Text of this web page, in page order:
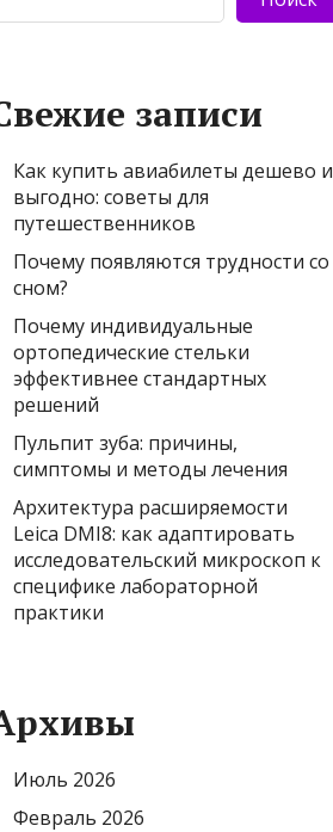
записи
Как купить авиабилеты дешево и
выгодно: советы для
путешественников
Почему появляются трудности со
сном?
Почему индивидуальные
ортопедические стельки
эффективнее стандартных
решений
Пульпит зуба: причины,
симптомы и методы лечения
Архитектура расширяемости
Leica DMI8: как адаптировать
исследовательский микроскоп к
специфике лабораторной
практики
Июль 2026
Февраль 2026